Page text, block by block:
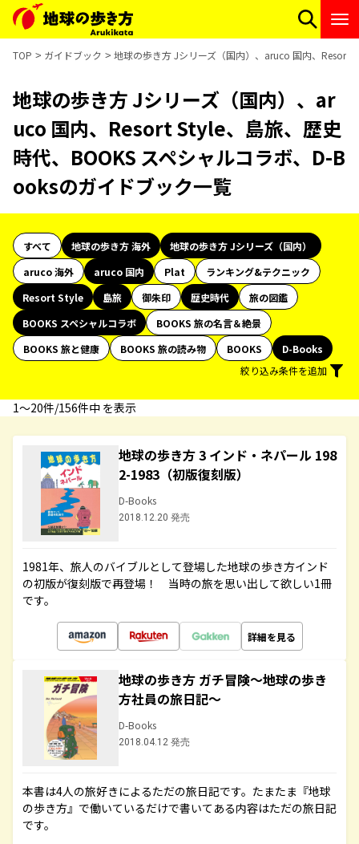
TOP ガイドブック 地球の歩き方 Jシリーズ（国内）、aruco 国内、Resort
地球の歩き方 Jシリーズ（国内）、ar
uco 国内、Resort Style、島旅、歴史
時代、BOOKS スペシャルコラボ、D-B
ooksのガイドブック一覧
すべて 地球の歩き方 海外
地球の歩き方 Jシリーズ（国内）
aruco 海外
aruco 国内 Plat
ランキング&テクニック
Resort Style
島旅 御朱印 歴史時代
旅の図鑑
BOOKS スペシャルコラボ
BOOKS 旅の名言＆絶景
BOOKS 旅と健康
BOOKS 旅の読み物 BOOKS
D-Books
絞り込み条件を追加
1〜20件/156件中 を表示
地球の歩き方 3 インド・ネパール 198
2-1983（初版復刻版）
D-Books
2018.12.20 発売
1981年、旅人のバイブルとして登場した地球の歩き方インド
の初版が復刻版で再登場！ 当時の旅を思い出して欲しい1冊
です。
詳細を見る
地球の歩き方 ガチ冒険～地球の歩き
方社員の旅日記～
D-Books
2018.04.12 発売
本書は4人の旅好きによるただの旅日記です。たまたま『地球
の歩き方』で働いているだけで書いてある内容はただの旅日記
です。